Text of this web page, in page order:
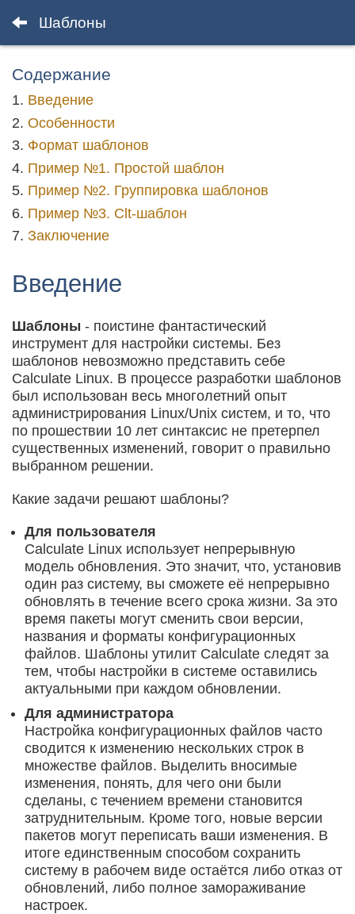
Шаблоны
Содержание
Введение
Особенности
Формат шаблонов
Пример №1. Простой шаблон
Пример №2. Группировка шаблонов
Пример №3. Clt-шаблон
Заключение
Введение
Шаблоны - поистине фантастический
инструмент для настройки системы. Без
шаблонов невозможно представить себе
Calculate Linux. В процессе разработки шаблонов
был использован весь многолетний опыт
администрирования Linux/Unix систем, и то, что
по прошествии 10 лет синтаксис не претерпел
существенных изменений, говорит о правильно
выбранном решении.
Какие задачи решают шаблоны?
Для пользователя
Calculate Linux использует непрерывную
модель обновления. Это значит, что, установив
один раз систему, вы сможете её непрерывно
обновлять в течение всего срока жизни. За это
время пакеты могут сменить свои версии,
названия и форматы конфигурационных
файлов. Шаблоны утилит Calculate следят за
тем, чтобы настройки в системе оставились
актуальными при каждом обновлении.
Для администратора
Настройка конфигурационных файлов часто
сводится к изменению нескольких строк в
множестве файлов. Выделить вносимые
изменения, понять, для чего они были
сделаны, с течением времени становится
затруднительным. Кроме того, новые версии
пакетов могут переписать ваши изменения. В
итоге единственным способом сохранить
систему в рабочем виде остаётся либо отказ от
обновлений, либо полное замораживание
настроек.